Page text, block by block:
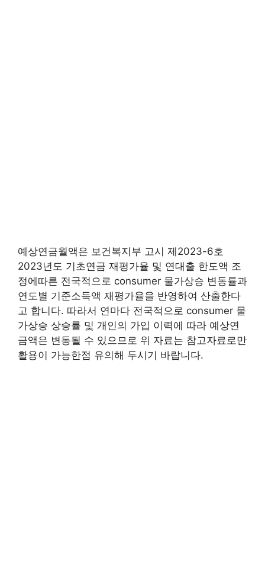
예상연금월액은 보건복지부 고시 제2023-6호
2023년도 기초연금 재평가율 및 연대출 한도액 조
정에따른 전국적으로 consumer 물가상승 변동률과
연도별 기준소득액 재평가율을 반영하여 산출한다
고 합니다. 따라서 연마다 전국적으로 consumer 물
가상승 상승률 및 개인의 가입 이력에 따라 예상연
금액은 변동될 수 있으므로 위 자료는 참고자료로만
활용이 가능한점 유의해 두시기 바랍니다.